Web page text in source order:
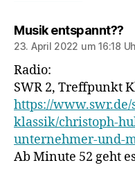
Musik entspannt??
23. April 2022 um 16:18
Radio:
SWR 2, Treffpunkt
https://
klassik/christoph-
unternehmer-und-
Ab Minute 52 geht